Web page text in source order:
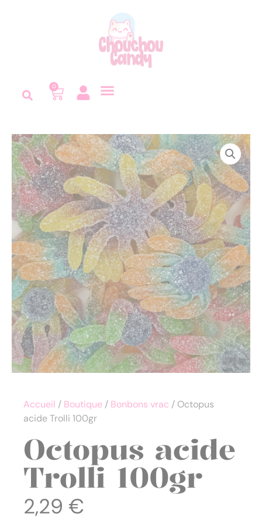
0
Accueil / Boutique / Bonbons vrac / Octopus
acide Trolli 100gr
Octopus acide
Trolli 100gr
2,29 €